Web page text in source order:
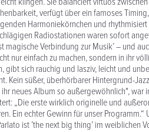
verfügt über ein famoses
Harmoniekörnchen und
Radiostationen waren sofort
magische Verbindung zur Musik’ – und
nur einfach zu machen, sondern in ihr
sich rauchig und lasziv, leicht und
süßer, überhörbarer Hintergrund-
neues Album so außergewöhnlich", war
„Die erste wirklich originelle und
Ein echter Gewinn für unser Programm.“
ist ’the next big thing’ im weiblichen